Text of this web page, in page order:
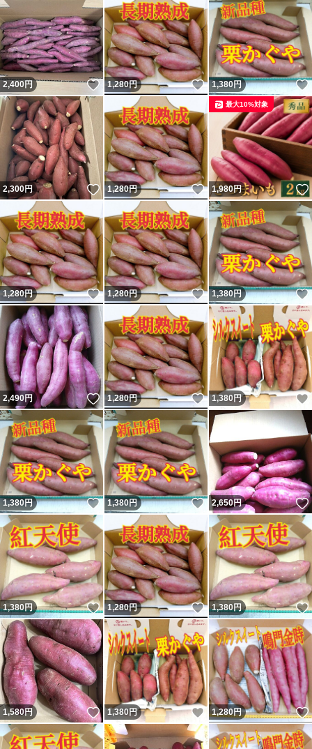
2,400円 いいね！
1,280円 いいね！
1,380円
2,300円 いいね！
1,280円 いいね！
1,980円
最大10%対象
1,280円 いいね！
1,280円 いいね！
1,380円
2,490円 いいね！
1,280円 いいね！
1,380円
1,380円 いいね！
1,380円 いいね！
2,650円
1,380円 いいね！
1,280円 いいね！
1,380円
1,580円 いいね！
1,380円 いいね！
1,280円